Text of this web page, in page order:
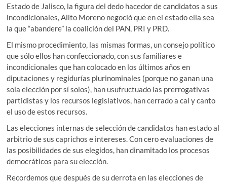
Estado de Jalisco, la figura del dedo hacedor de candidatos a sus
incondicionales, Alito Moreno negoció que en el estado ella sea
la que “abandere” la coalición del PAN, PRI y PRD.
El mismo procedimiento, las mismas formas, un consejo político
que sólo ellos han confeccionado, con sus familiares e
incondicionales que han colocado en los últimos años en
diputaciones y regidurías plurinominales (porque no ganan una
sola elección por sí solos), han usufructuado las prerrogativas
partidistas y los recursos legislativos, han cerrado a cal y canto
el uso de estos recursos.
Las elecciones internas de selección de candidatos han estado al
arbitrio de sus caprichos e intereses. Con cero evaluaciones de
las posibilidades de sus elegidos, han dinamitado los procesos
democráticos para su elección.
Recordemos que después de su derrota en las elecciones de